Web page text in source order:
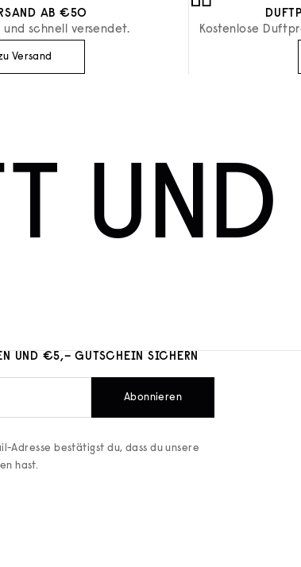
AB €50
schnell versendet.
Versand
Kostenlose
UND
UND €5,– GUTSCHEIN SICHERN
Abonnieren
Adresse bestätigst du, dass du unsere
hast.